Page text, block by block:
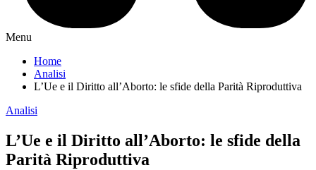
Menu
Home
Analisi
L’Ue e il Diritto all’Aborto: le sfide della Parità Riproduttiva
Analisi
L’Ue e il Diritto all’Aborto: le sfide della
Parità Riproduttiva